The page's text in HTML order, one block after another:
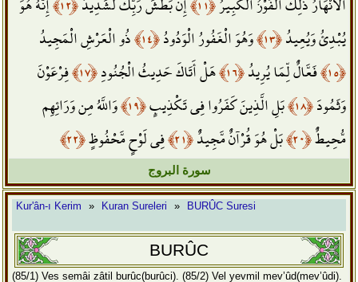
يُبْدِئُ وَيُعِيدُ﴿١٣﴾ وَهُوَ الْغَفُورُ الْوَدُودُ﴿١٤﴾
ذُو الْعَرْشِ الْمَجِيدُ
﴿١٥﴾
فَعَّالٌ لِّمَا يُرِيدُ﴿١٦﴾ هَلْ أَتَاكَ حَدِيثُ الْجُنُودِ﴿١٧﴾
فِرْعَوْنَ
وَثَمُودَ﴿١٨﴾ بَلِ الَّذِينَ كَفَرُوا فِي تَكْذِيبٍ﴿١٩﴾
وَاللَّهُ مِن وَرَائِهِم
مُّحِيطٌ﴿٢٠﴾ بَلْ هُوَ قُرْآنٌ مَّجِيدٌ﴿٢١﴾ فِي لَوْحٍ مَّحْفُوظٍ﴿٢٢﴾
سورة البروج
Kur'ân-ı Kerim » Kuran Sureleri » BURÛC Suresi
BURÛC
(85/1) Ves semâi zâtil burûc(burûci). (85/2) Vel yevmil mev’ûd(mev’ûdi).